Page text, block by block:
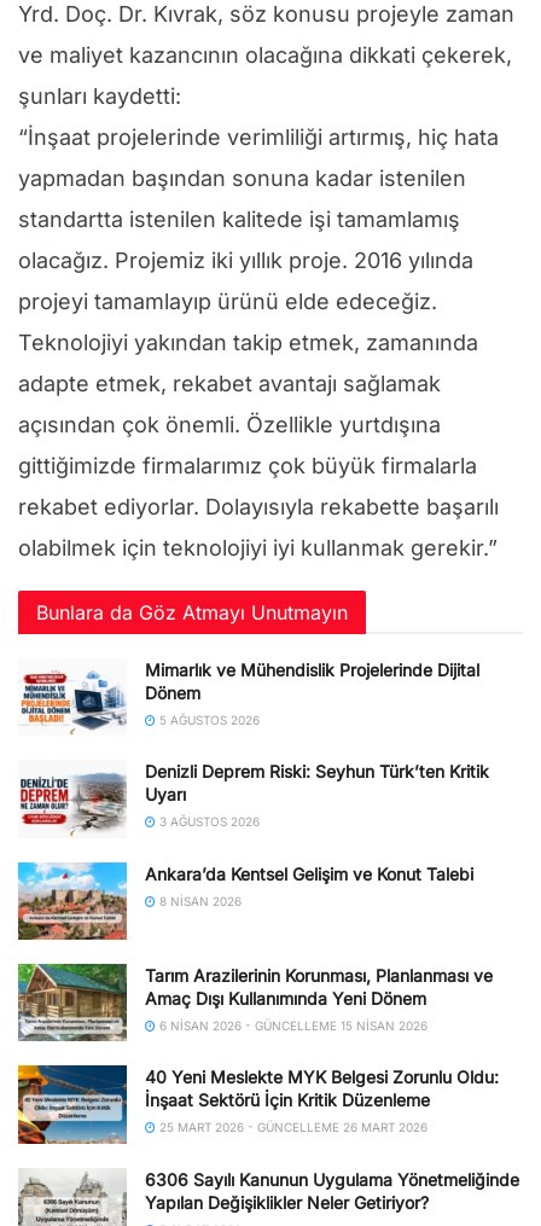
Yrd. Doç. Dr. Kıvrak, söz konusu projeyle zaman
ve maliyet kazancının olacağına dikkati çekerek,
şunları kaydetti:
“İnşaat projelerinde verimliliği artırmış, hiç hata
yapmadan başından sonuna kadar istenilen
standartta istenilen kalitede işi tamamlamış
olacağız. Projemiz iki yıllık proje. 2016 yılında
projeyi tamamlayıp ürünü elde edeceğiz.
Teknolojiyi yakından takip etmek, zamanında
adapte etmek, rekabet avantajı sağlamak
açısından çok önemli. Özellikle yurtdışına
gittiğimizde firmalarımız çok büyük firmalarla
rekabet ediyorlar. Dolayısıyla rekabette başarılı
olabilmek için teknolojiyi iyi kullanmak gerekir.”
Bunlara da Göz Atmayı Unutmayın
Mimarlık ve Mühendislik Projelerinde Dijital
Dönem
5 AĞUSTOS 2026
Denizli Deprem Riski: Seyhun Türk’ten Kritik
Uyarı
3 AĞUSTOS 2026
Ankara’da Kentsel Gelişim ve Konut Talebi
8 NISAN 2026
Tarım Arazilerinin Korunması, Planlanması ve
Amaç Dışı Kullanımında Yeni Dönem
6 NISAN 2026 - GÜNCELLEME 15 NISAN 2026
40 Yeni Meslekte MYK Belgesi Zorunlu Oldu:
İnşaat Sektörü İçin Kritik Düzenleme
25 MART 2026 - GÜNCELLEME 26 MART 2026
6306 Sayılı Kanunun Uygulama Yönetmeliğinde
Yapılan Değişiklikler Neler Getiriyor?